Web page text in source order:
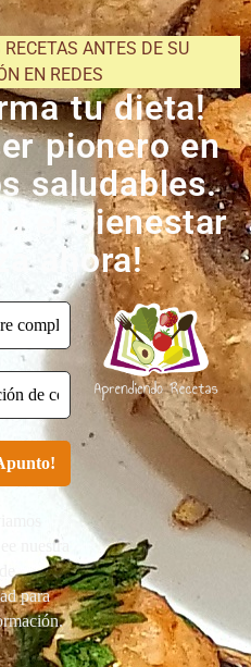
ANTES DE SU
EN REDES
tu dieta!
pionero en
saludables.
el bienestar
ahora!
nuestra
para